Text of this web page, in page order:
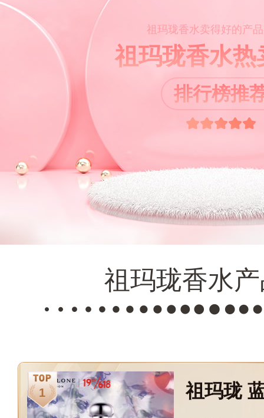
祖玛珑香水卖得好的产
祖玛珑香水热
排行榜推
祖玛珑香水
祖玛珑